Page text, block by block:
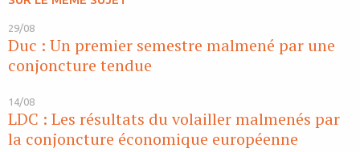
29/08
Duc : Un premier semestre malmené par une
conjoncture tendue
14/08
LDC : Les résultats du volailler malmenés par
la conjoncture économique européenne